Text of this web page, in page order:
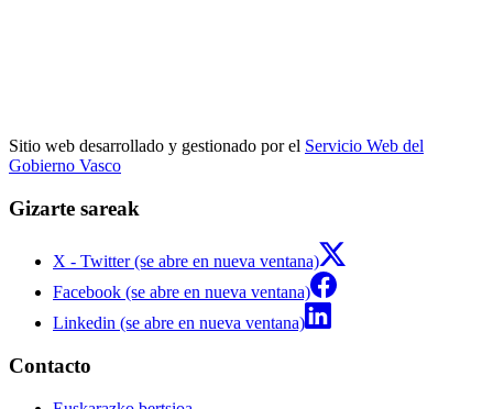
Sitio web desarrollado y gestionado por el Servicio Web del
Gobierno Vasco
Gizarte sareak
X - Twitter (se abre en nueva ventana)
Facebook (se abre en nueva ventana)
Linkedin (se abre en nueva ventana)
Contacto